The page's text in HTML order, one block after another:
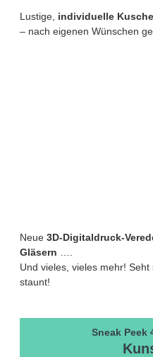
Lustige, individuelle
– nach eigenen Wünschen
Neue 3D-Digitaldruck-
Gläsern
Und vieles, vieles mehr! Seht
staunt!
Sneak Peek